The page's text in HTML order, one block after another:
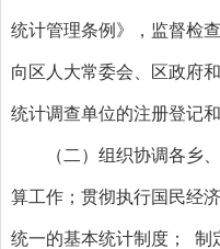
统计管理条例》，监督检
向区人大常委会、区政府
统计调查单位的注册登记和
（二）组织协调各乡
算工作；贯彻执行国民经
统一的基本统计制度； 制